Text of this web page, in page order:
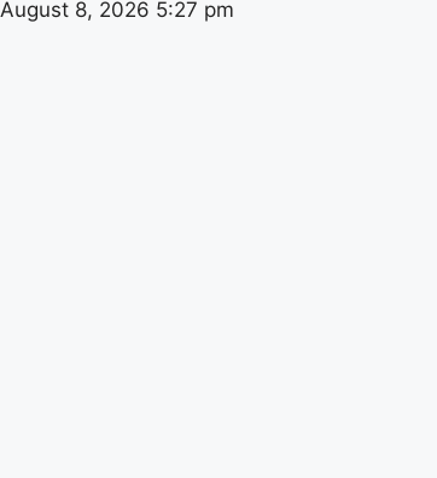
August 8, 2026 5:27 pm